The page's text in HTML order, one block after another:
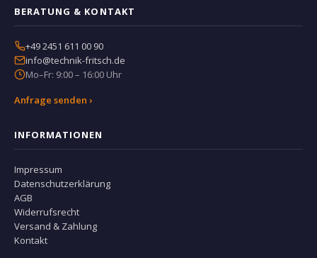
BERATUNG & KONTAKT
+49 2451 611 00 90
info@technik-fritsch.de
Mo–Fr: 9:00 – 16:00 Uhr
Anfrage senden ›
INFORMATIONEN
Impressum
Datenschutzerklärung
AGB
Widerrufsrecht
Versand & Zahlung
Kontakt